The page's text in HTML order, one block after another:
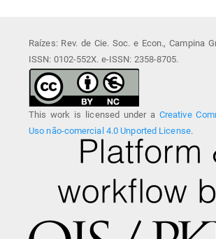
Raízes: Rev. de Cie. Soc. e Econ., Campina
ISSN: 0102-552X. e-ISSN: 2358-8705.
This work is licensed under a Creative
Uso não-comercial 4.0 Unported License.